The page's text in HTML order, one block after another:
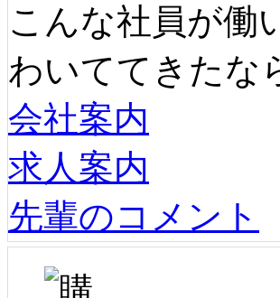
こんな社員が働
わいててきたな
会社案内
求人案内
先輩のコメント